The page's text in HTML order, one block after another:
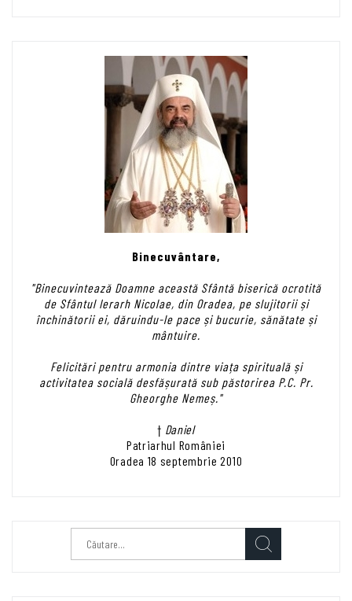
Binecuvântare,
"Binecuvintează Doamne această Sfântă biserică ocrotită
de Sfântul Ierarh Nicolae, din Oradea, pe slujitorii și
închinătorii ei, dăruindu-le pace și bucurie, sănătate și
mântuire.
Felicitări pentru armonia dintre viața spirituală și
activitatea socială desfășurată sub păstorirea P.C. Pr.
Gheorghe Nemeș."
† Daniel
Patriarhul României
Oradea 18 septembrie 2010
după: